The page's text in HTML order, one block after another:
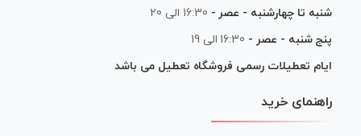
شنبه تا چهارشنبه - عصر - 16:30 الی 20
پنج شنبه - عصر - 16:30 الی 19
ایام تعطیلات رسمی فروشگاه تعطیل می باشد
راهنمای خرید